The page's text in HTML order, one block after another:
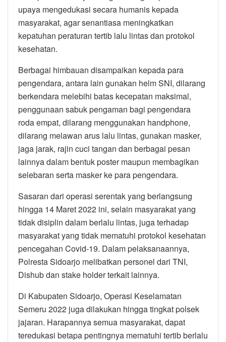
upaya mengedukasi secara humanis kepada
masyarakat, agar senantiasa meningkatkan
kepatuhan peraturan tertib lalu lintas dan protokol
kesehatan.
Berbagai himbauan disampaikan kepada para
pengendara, antara lain gunakan helm SNI, dilarang
berkendara melebihi batas kecepatan maksimal,
penggunaan sabuk pengaman bagi pengendara
roda empat, dilarang menggunakan handphone,
dilarang melawan arus lalu lintas, gunakan masker,
jaga jarak, rajin cuci tangan dan berbagai pesan
lainnya dalam bentuk poster maupun membagikan
selebaran serta masker ke para pengendara.
Sasaran dari operasi serentak yang berlangsung
hingga 14 Maret 2022 ini, selain masyarakat yang
tidak disiplin dalam berlalu lintas, juga terhadap
masyarakat yang tidak mematuhi protokol kesehatan
pencegahan Covid-19. Dalam pelaksanaannya,
Polresta Sidoarjo melibatkan personel dari TNI,
Dishub dan stake holder terkait lainnya.
Di Kabupaten Sidoarjo, Operasi Keselamatan
Semeru 2022 juga dilakukan hingga tingkat polsek
jajaran. Harapannya semua masyarakat, dapat
teredukasi betapa pentingnya mematuhi tertib berlalu